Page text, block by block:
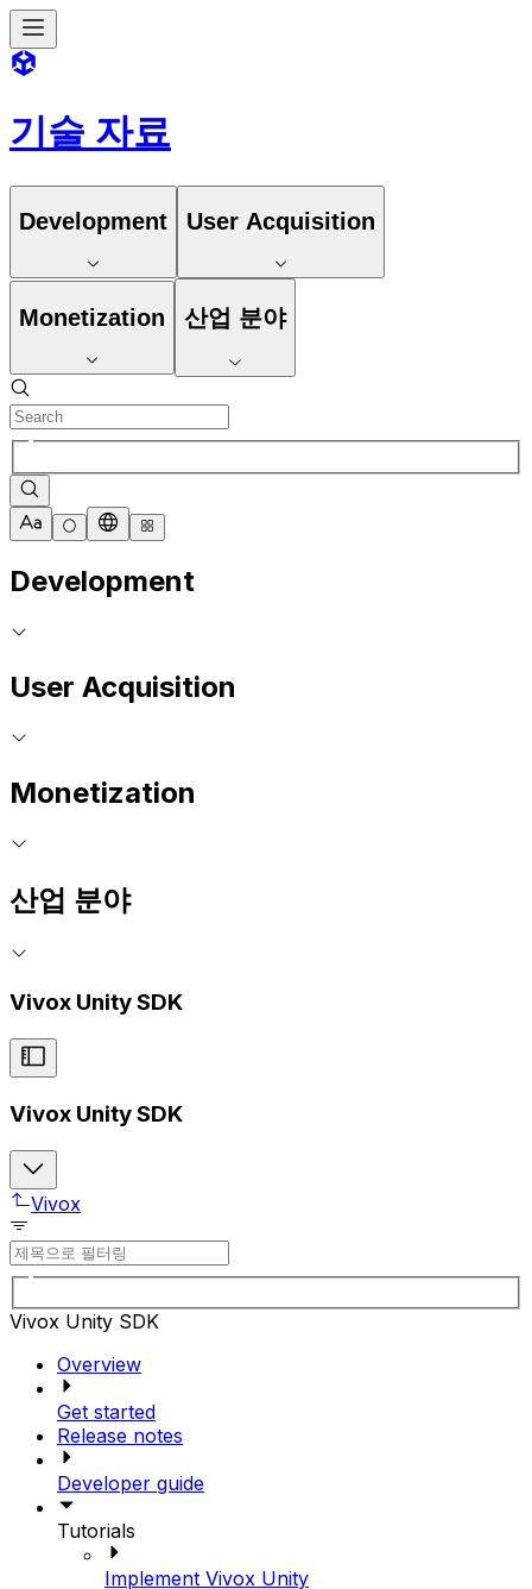
기술 자료
Development User Acquisition
Monetization 산업 분야
Development
User Acquisition
Monetization
산업 분야
Vivox Unity SDK
Vivox Unity SDK
Vivox
Vivox Unity SDK
Overview
Get started
Release notes
Developer guide
Tutorials
Implement Vivox Unity